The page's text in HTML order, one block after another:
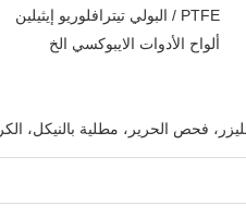
PTFE / البولي تيترافلوريو إيثيلين
ألواح الأدوات الايبوكسي الخ
فحص الحرير، مطلية بالنيكل،